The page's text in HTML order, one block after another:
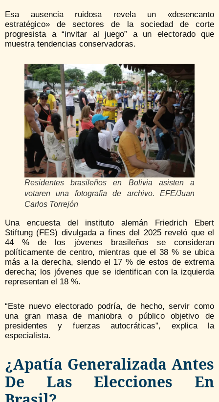
Esa ausencia ruidosa revela un «desencanto
estratégico» de sectores de la sociedad de corte
progresista a “invitar al juego” a un electorado que
muestra tendencias conservadoras.
Residentes brasileños en Bolivia asisten a
votaren una fotografía de archivo. EFE/Juan
Carlos Torrejón
Una encuesta del instituto alemán Friedrich Ebert
Stiftung (FES) divulgada a fines del 2025 reveló que el
44 % de los jóvenes brasileños se consideran
políticamente de centro, mientras que el 38 % se ubica
más a la derecha, siendo el 17 % de estos de extrema
derecha; los jóvenes que se identifican con la izquierda
representan el 18 %.
“Este nuevo electorado podría, de hecho, servir como
una gran masa de maniobra o público objetivo de
presidentes y fuerzas autocráticas”, explica la
especialista.
¿Apatía Generalizada Antes
De Las Elecciones En